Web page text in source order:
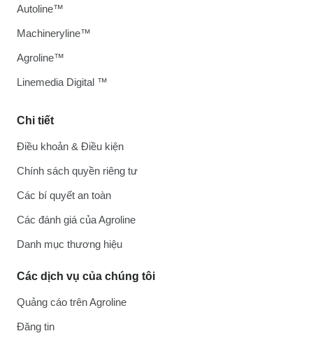
Chi tiết
Điều khoản & Điều kiện
Chính sách quyền riêng tư
Các bí quyết an toàn
Các đánh giá của Agroline
Danh mục thương hiệu
Các dịch vụ của chúng tôi
Quảng cáo trên Agroline
Đăng tin
Autoline™
Machineryline™
Agroline™
Linemedia Digital ™